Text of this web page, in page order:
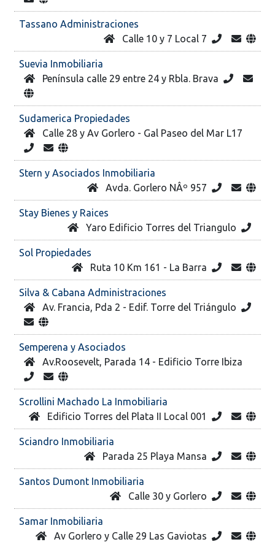
Tassano Administraciones
Calle 10 y 7 Local 7
Suevia Inmobiliaria
Península calle 29 entre 24 y Rbla. Brava
Sudamerica Propiedades
Calle 28 y Av Gorlero - Gal Paseo del Mar L17
Stern y Asociados Inmobiliaria
Avda. Gorlero NÂº 957
Stay Bienes y Raices
Yaro Edificio Torres del Triangulo
Sol Propiedades
Ruta 10 Km 161 - La Barra
Silva & Cabana Administraciones
Av. Francia, Pda 2 - Edif. Torre del Triángulo
Semperena y Asociados
Av.Roosevelt, Parada 14 - Edificio Torre Ibiza
Scrollini Machado La Inmobiliaria
Edificio Torres del Plata II Local 001
Sciandro Inmobiliaria
Parada 25 Playa Mansa
Santos Dumont Inmobiliaria
Calle 30 y Gorlero
Samar Inmobiliaria
Av Gorlero y Calle 29 Las Gaviotas